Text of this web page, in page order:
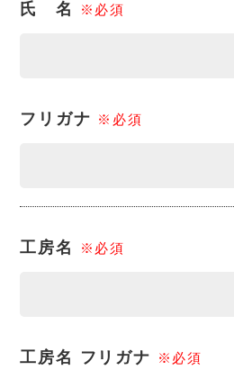
氏 名 ※必須
フリガナ ※必須
工房名 ※必須
工房名 フリガナ ※必須